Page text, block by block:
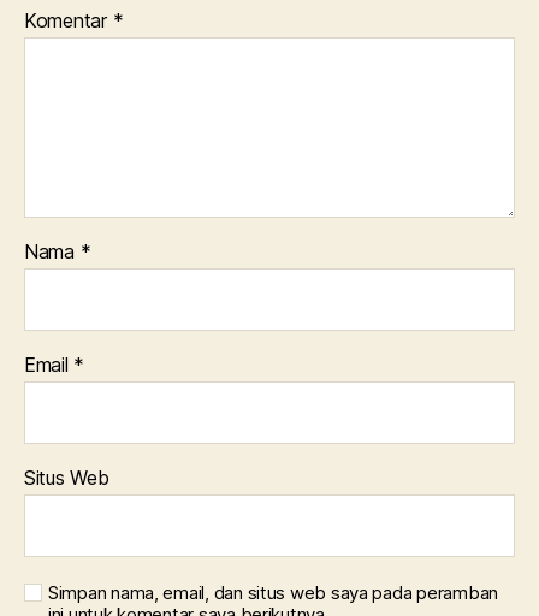
Komentar *
Nama *
Email *
Situs Web
Simpan nama, email, dan situs web saya pada peramban